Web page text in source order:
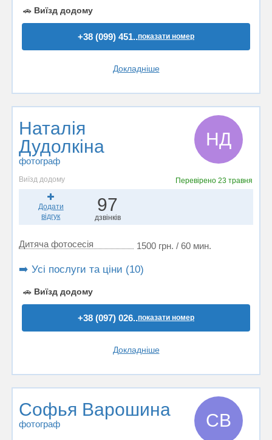
🚗 Виїзд додому
+38 (099) 451..показати номер
Докладніше
Наталія
Дудолкіна
фотограф
НД
Виїзд додому Перевірено23 травня
Додати
відгук
97
дзвінків
Дитяча фотосесія 1500 грн. / 60 мин.
➡️ Усі послуги та ціни (10)
🚗 Виїзд додому
+38 (097) 026..показати номер
Докладніше
Софья Варошина
фотограф СВ